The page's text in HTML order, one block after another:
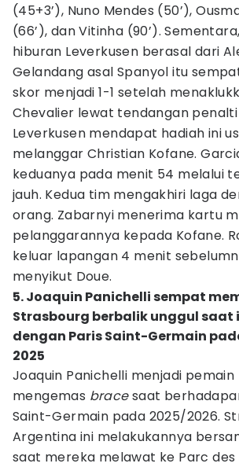
(45+3’), Nuno Mendes (50’),
(66’), dan Vitinha (90’).
hiburan Leverkusen berasal dari
Gelandang asal Spanyol itu
skor menjadi 1-1 setelah
Chevalier lewat tendangan
Leverkusen mendapat hadiah ini
melanggar Christian Kofane.
keduanya pada menit 54 melalui
jauh. Kedua tim mengakhiri laga
orang. Zabarnyi menerima kartu
pelanggarannya kepada Kofane.
keluar lapangan 4 menit
menyikut Doue.
5. Joaquin Panichelli sempat
Strasbourg berbalik unggul saat
dengan Paris Saint-Germain
2025
Joaquin Panichelli menjadi
mengemas bracesaat
Saint-Germain pada 2025/2026.
Argentina ini melakukannya
saat mereka melawat ke Parc des